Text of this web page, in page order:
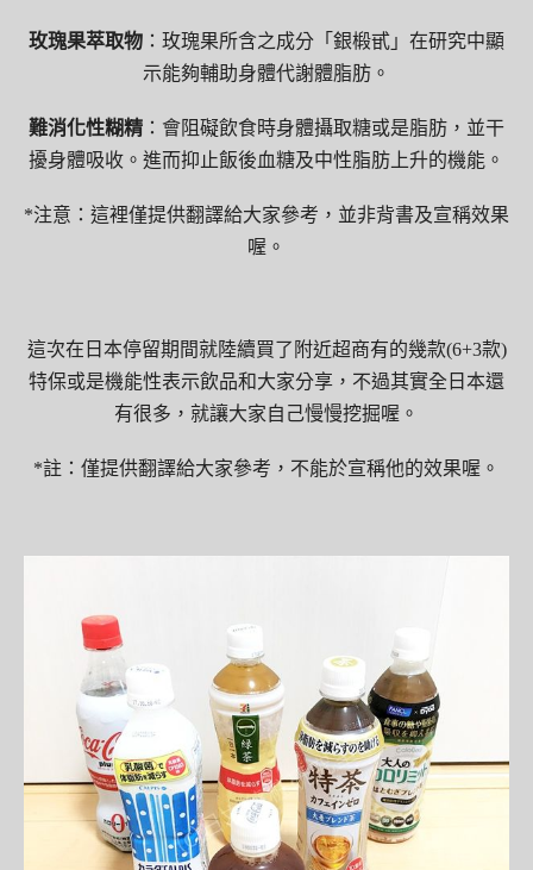
玫瑰果萃取物 ：玫瑰果所含之成分「銀椴甙」在研究中顯
示能夠輔助身體代謝體脂肪。
難消化性糊精 ：會阻礙飲食時身體攝取糖或是脂肪，並干
擾身體吸收。進而抑止飯後血糖及中性脂肪上升的機能。
*注意：這裡僅提供翻譯給大家參考，並非背書及宣稱效果
喔。
這次在日本停留期間就陸續買了附近超商有的幾款(6+3款)
特保或是機能性表示飲品和大家分享，不過其實全日本還
有很多，就讓大家自己慢慢挖掘喔。
*註：僅提供翻譯給大家參考，不能於宣稱他的效果喔。